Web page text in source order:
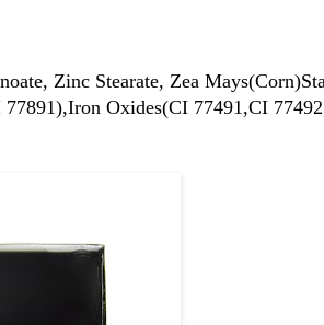
Zinc Stearate, Zea
Oxides(CI 77491,CI